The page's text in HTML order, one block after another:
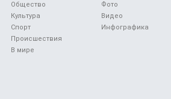
Общество
Культура
Спорт
Происшествия
В мире
Фото
Видео
Инфографика